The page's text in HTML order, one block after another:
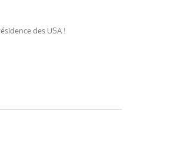
des USA !